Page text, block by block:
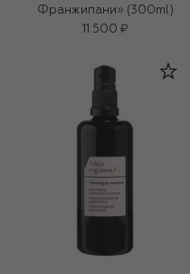
Франжипани» (300ml)
11 500 ₽